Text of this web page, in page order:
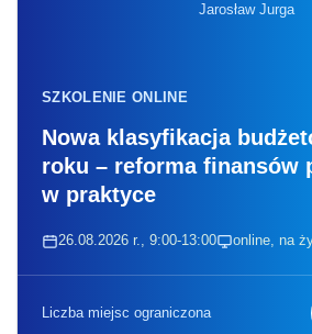
Jarosław Jurga
SZKOLENIE ONLINE
Nowa klasyfikacja
roku – reforma finansów
w praktyce
26.08.2026 r., 9:00-13:00 online, na
Liczba miejsc ograniczona